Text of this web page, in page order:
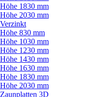
Höhe 1830 mm
Höhe 2030 mm
Verzinkt
Höhe 830 mm
Höhe 1030 mm
Höhe 1230 mm
Höhe 1430 mm
Höhe 1630 mm
Höhe 1830 mm
Höhe 2030 mm
Zaunplatten 3D